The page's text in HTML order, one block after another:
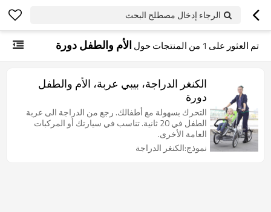
الرجاء إدخال مصطلح البحث
تم العثور على 1 من المنتجات حول الأم والطفل دورة
الكنغر الدراجة، بيبي عربة، الأم والطفل
دورة
التحرك بسهولة مع أطفالك. رجع من الدراجة الى عربة
الطفل في 20 ثانية. تناسب في سيارتك أو المركبات
العامة الأخرى.
نموذج:الكنغر الدراجة